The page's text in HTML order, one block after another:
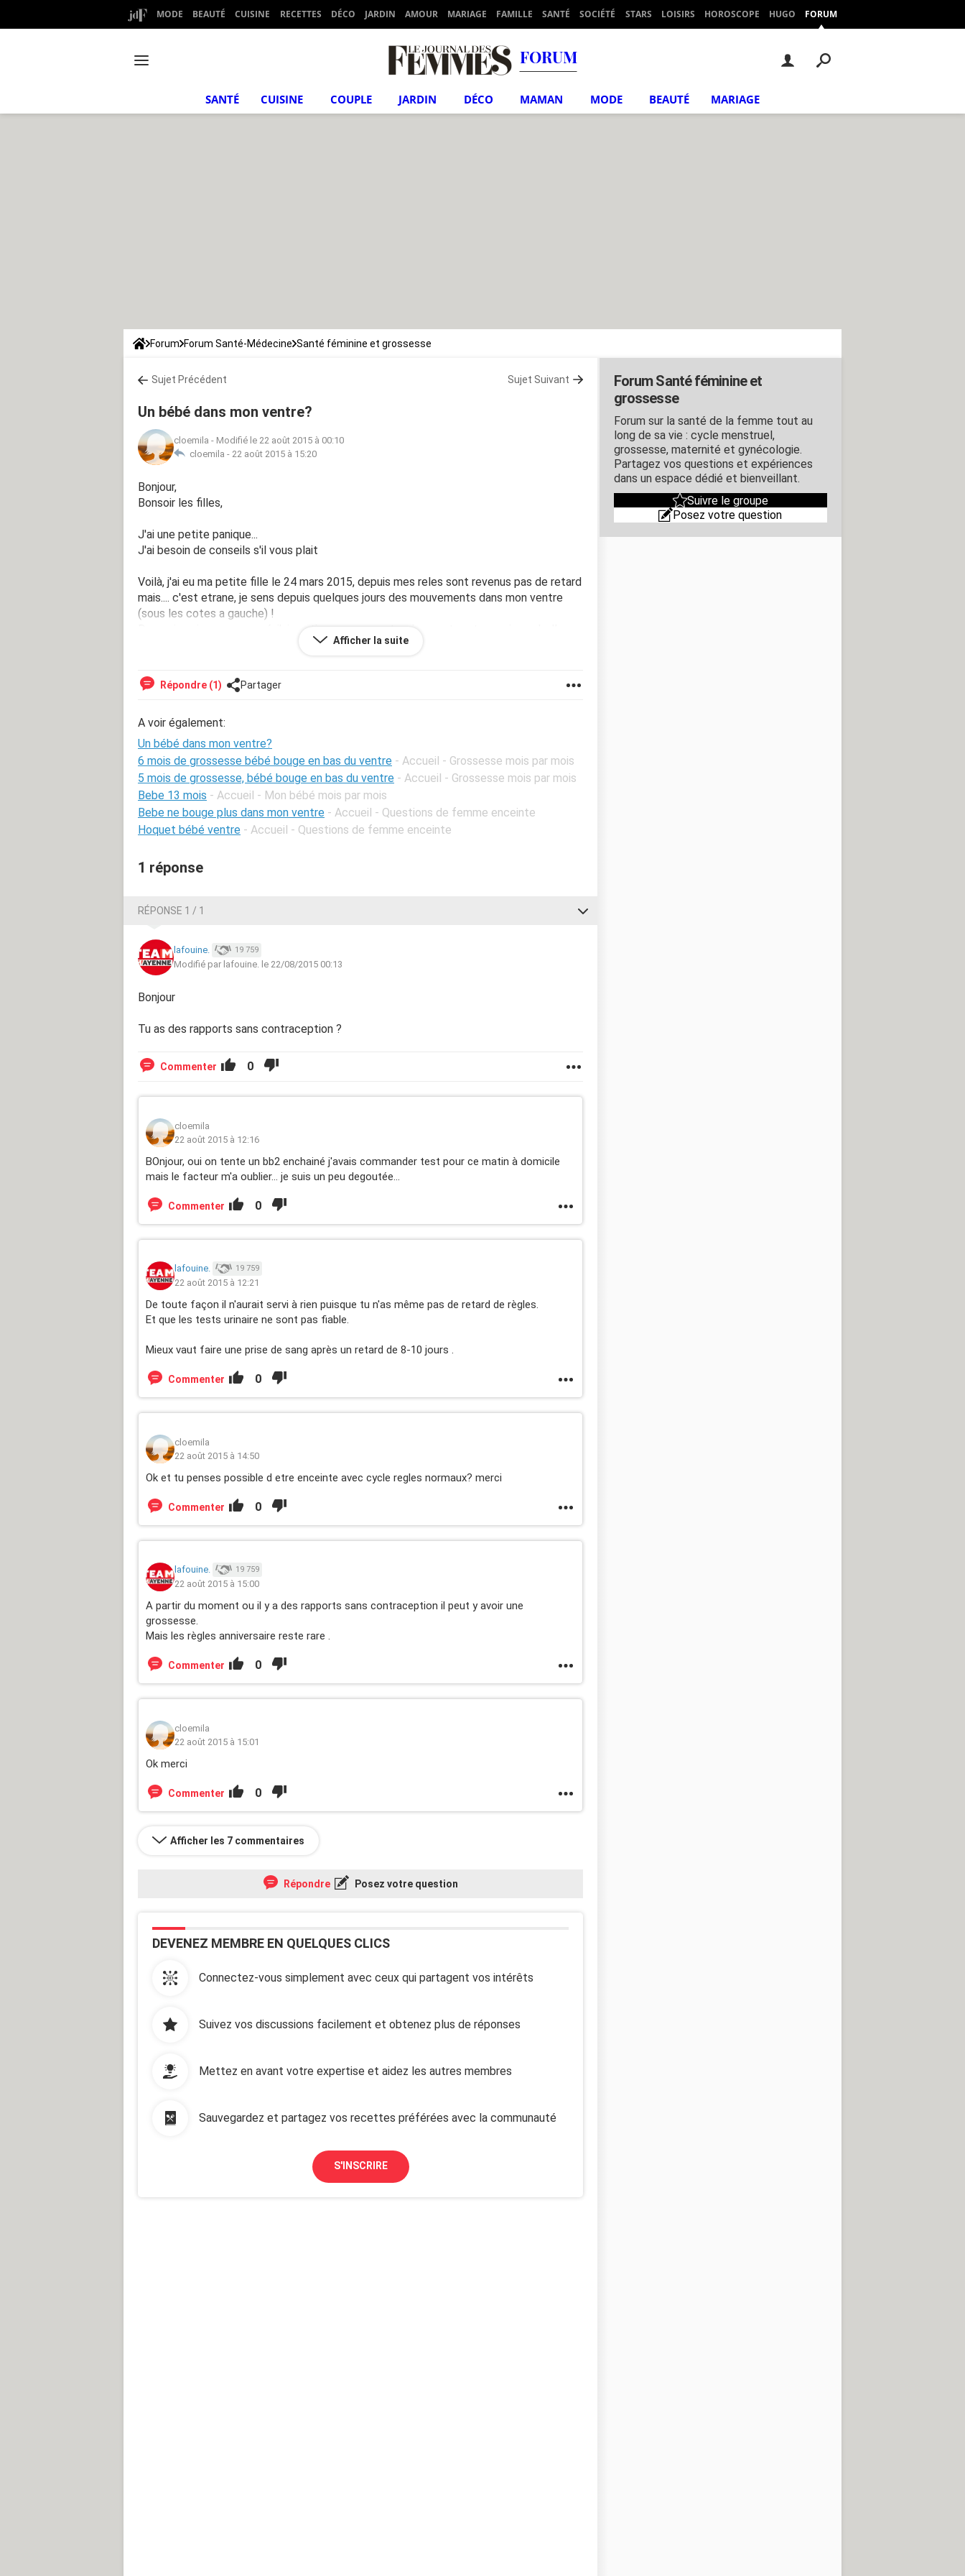
MODE BEAUTÉ CUISINE RECETTES DÉCO JARDIN AMOUR MARIAGE FAMILLE SANTÉ SOCIÉTÉ STARS LOISIRS HOROSCOPE HUGO FORUM
FORUM
SANTÉ CUISINE COUPLE JARDIN DÉCO MAMAN MODE BEAUTÉ MARIAGE
Forum Forum Santé-Médecine Santé féminine et grossesse
Sujet Précédent Sujet Suivant
Un bébé dans mon ventre?
cloemila - Modifié le 22 août 2015 à 00:10
cloemila - 22 août 2015 à 15:20
Bonjour,
Bonsoir les filles,
J'ai une petite panique...
J'ai besoin de conseils s'il vous plait
Voilà, j'ai eu ma petite fille le 24 mars 2015, depuis mes reles sont revenus pas de retard
mais.... c'est etrane, je sens depuis quelques jours des mouvements dans mon ventre
(sous les cotes a gauche) !
Donc... je suis un peu pomé, j'ai senti un mouvement, puis un autre et ce soir une belle
MErci bcp pour vos réponses, constructives :)
Afficher la suite
Répondre (1) Partager
A voir également:
Un bébé dans mon ventre?
6 mois de grossesse bébé bouge en bas du ventre - Accueil - Grossesse mois par mois
5 mois de grossesse, bébé bouge en bas du ventre - Accueil - Grossesse mois par mois
Bebe 13 mois - Accueil - Mon bébé mois par mois
Bebe ne bouge plus dans mon ventre - Accueil - Questions de femme enceinte
Hoquet bébé ventre - Accueil - Questions de femme enceinte
1 réponse
RÉPONSE 1 / 1
lafouine. 19 759
Modifié par lafouine. le 22/08/2015 00:13
Bonjour
Tu as des rapports sans contraception ?
Commenter 0
cloemila
22 août 2015 à 12:16
BOnjour, oui on tente un bb2 enchainé j'avais commander test pour ce matin à domicile
mais le facteur m'a oublier... je suis un peu degoutée...
Commenter 0
lafouine. 19 759
22 août 2015 à 12:21
De toute façon il n'aurait servi à rien puisque tu n'as même pas de retard de règles.
Et que les tests urinaire ne sont pas fiable.
Mieux vaut faire une prise de sang après un retard de 8-10 jours .
Commenter 0
cloemila
22 août 2015 à 14:50
Ok et tu penses possible d etre enceinte avec cycle regles normaux? merci
Commenter 0
lafouine. 19 759
22 août 2015 à 15:00
A partir du moment ou il y a des rapports sans contraception il peut y avoir une
grossesse.
Mais les règles anniversaire reste rare .
Commenter 0
cloemila
22 août 2015 à 15:01
Ok merci
Commenter 0
Afficher les 7 commentaires
Répondre Posez votre question
DEVENEZ MEMBRE EN QUELQUES CLICS
Connectez-vous simplement avec ceux qui partagent vos intérêts
Suivez vos discussions facilement et obtenez plus de réponses
Mettez en avant votre expertise et aidez les autres membres
Sauvegardez et partagez vos recettes préférées avec la communauté
S'INSCRIRE
Forum Santé féminine et
grossesse
Forum sur la santé de la femme tout au
long de sa vie : cycle menstruel,
grossesse, maternité et gynécologie.
Partagez vos questions et expériences
dans un espace dédié et bienveillant.
Suivre le groupe
Posez votre question